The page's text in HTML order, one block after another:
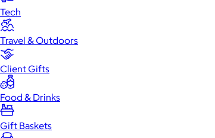
Tech
Travel & Outdoors
Client Gifts
Food & Drinks
Gift Baskets